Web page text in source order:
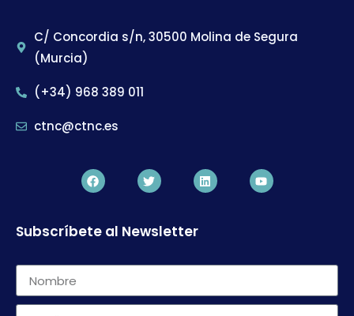
C/ Concordia s/n, 30500 Molina de Segura
(Murcia)
(+34) 968 389 011
ctnc@ctnc.es
Subscríbete al Newsletter